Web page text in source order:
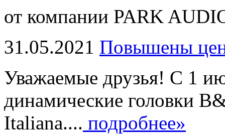
от компании PARK
31.05.2021 Повышены
Уважаемые друзья! С 1
динамические головки
Italiana.... подробнее»